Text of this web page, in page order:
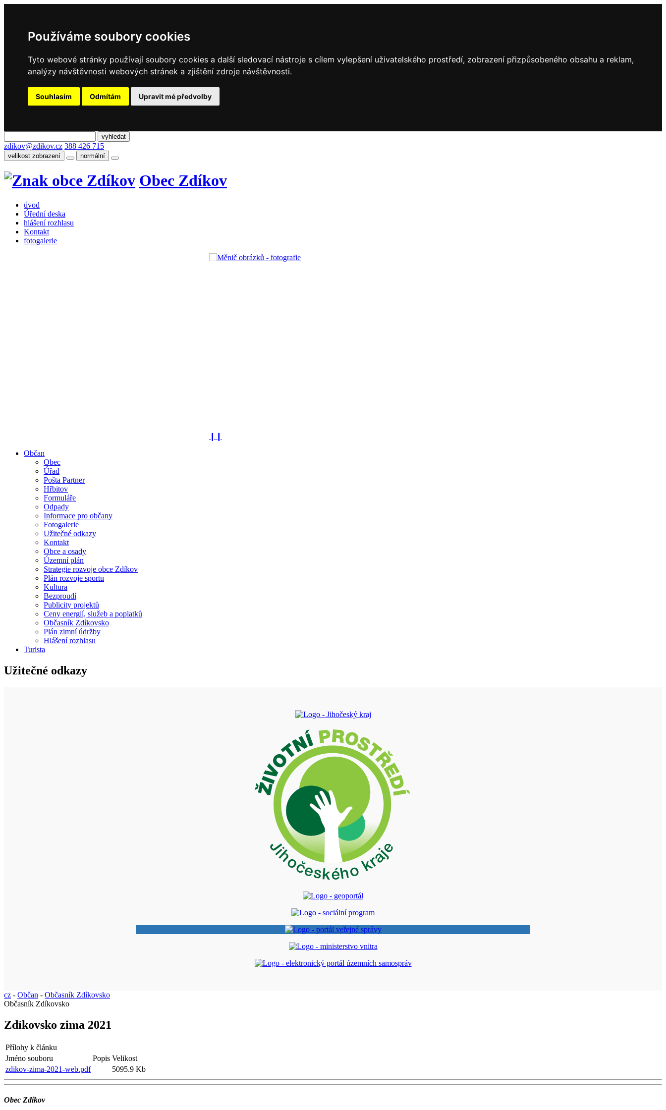
Používáme soubory cookies
Tyto webové stránky používají soubory cookies a další sledovací nástroje s cílem vylepšení uživatelského prostředí, zobrazení přizpůsobeného obsahu a reklam,
analýzy návštěvnosti webových stránek a zjištění zdroje návštěvnosti.
Souhlasím Odmítám Upravit mé předvolby
zdikov@zdikov.cz 388 426 715
velikost zobrazení normální
Obec Zdíkov
úvod
Úřední deska
hlášení rozhlasu
Kontakt
fotogalerie
Občan
Obec
Úřad
Pošta Partner
Hřbitov
Formuláře
Odpady
Informace pro občany
Fotogalerie
Užitečné odkazy
Kontakt
Obce a osady
Územní plán
Strategie rozvoje obce Zdíkov
Plán rozvoje sportu
Kultura
Bezproudí
Publicity projektů
Ceny energií, služeb a poplatků
Občasník Zdíkovsko
Plán zimní údržby
Hlášení rozhlasu
Turista
Užitečné odkazy
cz - Občan - Občasník Zdíkovsko
Občasník Zdíkovsko
Zdíkovsko zima 2021
Přílohy k článku
Jméno souboru
Popis Velikost
zdikov-zima-2021-web.pdf
5095.9 Kb
Obec Zdíkov